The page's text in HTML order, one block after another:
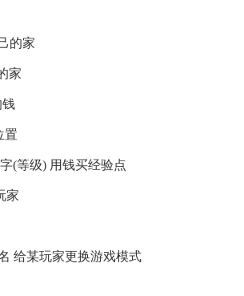
的家
家
钱
置
(等级) 用钱买经验点
家
给某玩家更换游戏模式